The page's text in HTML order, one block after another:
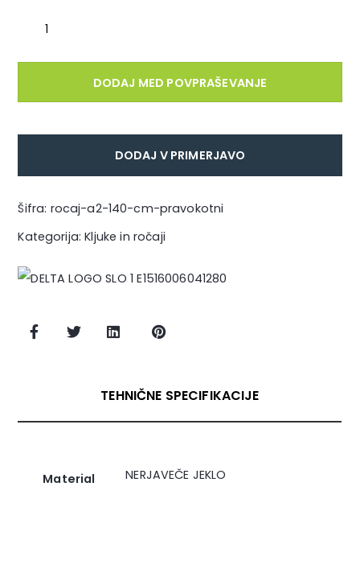
Ročaj
DODAJ MED POVPRAŠEVANJE
DODAJ V PRIMERJAVO
Šifra: rocaj-a2-140-cm-pravokotni
Kategorija:Kljuke in ročaji
TEHNIČNE SPECIFIKACIJE
Material NERJAVEČE JEKLO